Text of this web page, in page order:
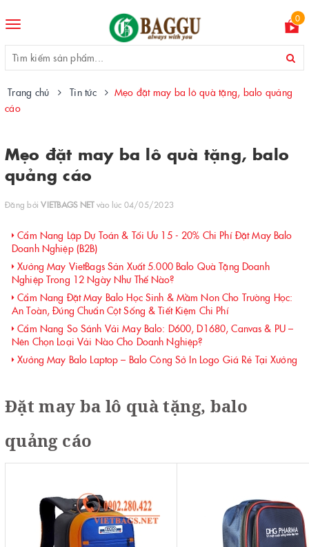
Toggle
0
Trang chủ Tin tức
Mẹo đặt may ba lô quà tặng, balo quảng
cáo
Mẹo đặt may ba lô quà tặng, balo
quảng cáo
Đăng bởiVIETBAGS NETvào lúc 04/05/2023
Cẩm Nang Lập Dự Toán & Tối Ưu 15 - 20% Chi Phí Đặt May Balo
Doanh Nghiệp (B2B)
Xưởng May VietBags Sản Xuất 5.000 Balo Quà Tặng Doanh
Nghiệp Trong 12 Ngày Như Thế Nào?
Cẩm Nang Đặt May Balo Học Sinh & Mầm Non Cho Trường Học:
An Toàn, Đúng Chuẩn Cột Sống & Tiết Kiệm Chi Phí
Cẩm Nang So Sánh Vải May Balo: D600, D1680, Canvas & PU –
Nên Chọn Loại Vải Nào Cho Doanh Nghiệp?
Xưởng May Balo Laptop – Balo Công Sở In Logo Giá Rẻ Tại Xưởng
Đặt may ba lô quà tặng, balo
quảng cáo